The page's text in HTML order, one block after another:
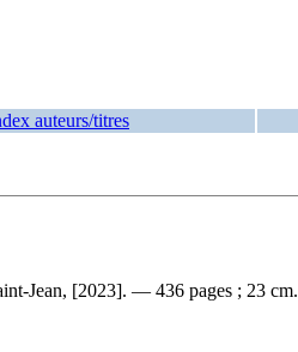
auteurs/titres
Jean, [2023]. — 436 pages ; 23 cm.